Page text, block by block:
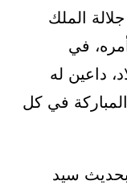
الملك
في
داعين له
في كل
سيد